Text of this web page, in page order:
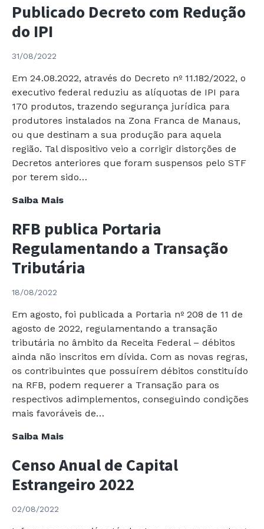
Exclusão
do
IRPJ/CSLL
Lucro
Presumido
Publicado Decreto com Redução
do IPI
31/08/2022
Em 24.08.2022, através do Decreto nº 11.182/2022, o
executivo federal reduziu as alíquotas de IPI para
170 produtos, trazendo segurança jurídica para
produtores instalados na Zona Franca de Manaus,
ou que destinam a sua produção para aquela
região. Tal dispositivo veio a corrigir distorções de
Decretos anteriores que foram suspensos pelo STF
por terem sido…
Saiba MaisPublicado
com
Redução
do
IPI
RFB publica Portaria
Regulamentando a Transação
Tributária
18/08/2022
Em agosto, foi publicada a Portaria nº 208 de 11 de
agosto de 2022, regulamentando a transação
tributária no âmbito da Receita Federal – débitos
ainda não inscritos em dívida. Com as novas regras,
os contribuintes que possuírem débitos constituído
na RFB, podem requerer a Transação para os
respectivos adimplementos, conseguindo condições
mais favoráveis de…
Saiba MaisRFB
Portaria
Regulamentando
a
Censo Anual de Capital
Estrangeiro 2022
02/08/2022